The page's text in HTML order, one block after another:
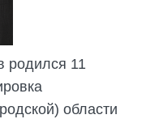
И
ЭКСКУРСИЙ
ПРАКТИК,
родился 11
области